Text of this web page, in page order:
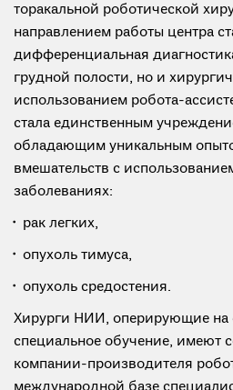
торакальной роботической
направлением работы центра
дифференциальная
грудной полости, но и
использованием робота-
стала единственным
обладающим уникальным
вмешательств с
заболеваниях:
рак легких,
опухоль тимуса,
опухоль средостения.
Хирурги НИИ, оперирующие на
специальное обучение, имеют
компании-производителя